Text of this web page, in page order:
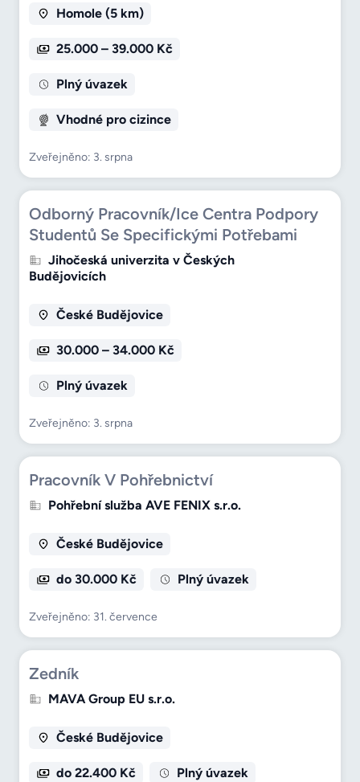
Homole (5 km)
25.000 – 39.000 Kč
Plný úvazek
Vhodné pro cizince
Zveřejněno: 3. srpna
Odborný Pracovník/Ice Centra Podpory
Studentů Se Specifickými Potřebami
Jihočeská univerzita v Českých
Budějovicích
České Budějovice
30.000 – 34.000 Kč
Plný úvazek
Zveřejněno: 3. srpna
Pracovník V Pohřebnictví
Pohřební služba AVE FENIX s.r.o.
České Budějovice
do 30.000 Kč Plný úvazek
Zveřejněno: 31. července
Zedník
MAVA Group EU s.r.o.
České Budějovice
do 22.400 Kč Plný úvazek